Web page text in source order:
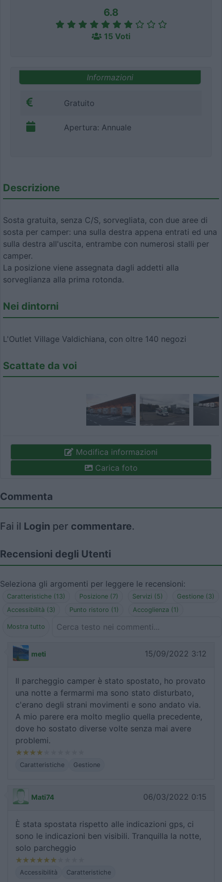
6.8
15 Voti
Informazioni
Gratuito
Apertura: Annuale
Descrizione
Sosta gratuita, senza C/S, sorvegliata, con due aree di
sosta per camper: una sulla destra appena entrati ed una
sulla destra all'uscita, entrambe con numerosi stalli per
camper.
La posizione viene assegnata dagli addetti alla
sorveglianza alla prima rotonda.
Nei dintorni
L'Outlet Village Valdichiana, con oltre 140 negozi
Scattate da voi
Modifica informazioni
Carica foto
Commenta
Fai il Login per commentare.
Recensioni degli Utenti
Seleziona gli argomenti per leggere le recensioni:
Caratteristiche (13) Posizione (7) Servizi (5)
Gestione (3)
Accessibilità (3)
Punto ristoro (1) Accoglienza (1)
Mostra tutto
meti 15/09/2022 3:12
Il parcheggio camper è stato spostato, ho provato
una notte a fermarmi ma sono stato disturbato,
c'erano degli strani movimenti e sono andato via.
A mio parere era molto meglio quella precedente,
dove ho sostato diverse volte senza mai avere
problemi.
Caratteristiche Gestione
Mati74 06/03/2022 0:15
È stata spostata rispetto alle indicazioni gps, ci
sono le indicazioni ben visibili. Tranquilla la notte,
solo parcheggio
Accessibilità Caratteristiche